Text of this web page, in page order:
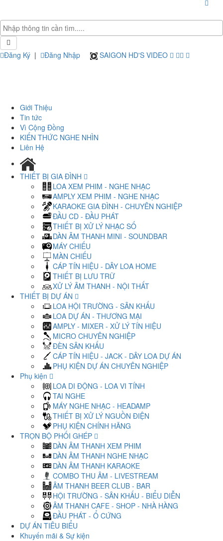
Đăng Ký | Đăng Nhập SAIGON HD'S VIDEO
Giới Thiệu
Tin tức
Vì Cộng Đồng
KIẾN THỨC NGHE NHÌN
Liên Hệ
THIẾT BỊ GIA ĐÌNH
LOA XEM PHIM - NGHE NHẠC
AMPLY XEM PHIM - NGHE NHẠC
KARAOKE GIA ĐÌNH - CHUYÊN NGHIỆP
ĐẦU CD - ĐẦU PHÁT
THIẾT BỊ XỬ LÝ NHẠC SỐ
DÀN ÂM THANH MINI - SOUNDBAR
MÁY CHIẾU
MÀN CHIẾU
CÁP TÍN HIỆU - DÂY LOA HOME
THIẾT BỊ LƯU TRỮ
XỬ LÝ ÂM THANH - NỘI THẤT
THIẾT BỊ DỰ ÁN
LOA HỘI TRƯỜNG - SÂN KHẤU
LOA DỰ ÁN - THƯƠNG MẠI
AMPLY - MIXER - XỬ LÝ TÍN HIỆU
MICRO CHUYÊN NGHIỆP
ĐÈN SÂN KHẤU
CÁP TÍN HIỆU - JACK - DÂY LOA DỰ ÁN
PHỤ KIỆN DỰ ÁN CHUYÊN NGHIỆP
Phụ kiện
LOA DI ĐỘNG - LOA VI TÍNH
TAI NGHE
MÁY NGHE NHẠC - HEADAMP
THIẾT BỊ XỬ LÝ NGUỒN ĐIỆN
PHỤ KIỆN CHÍNH HÃNG
TRỌN BỘ PHỐI GHÉP
DÀN ÂM THANH XEM PHIM
DÀN ÂM THANH NGHE NHẠC
DÀN ÂM THANH KARAOKE
COMBO THU ÂM - LIVESTREAM
ÂM THANH BEER CLUB - BAR
HỘI TRƯỜNG - SÂN KHẤU - BIỂU DIỄN
ÂM THANH CAFE - SHOP - NHÀ HÀNG
ĐẦU PHÁT - Ổ CỨNG
DỰ ÁN TIÊU BIỂU
Khuyến mãi & Sự kiện